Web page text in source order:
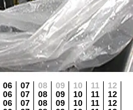
06 07 08 09 10 11
12
06 07 08 09 10 11
12
06 07 08 09 10 11
12